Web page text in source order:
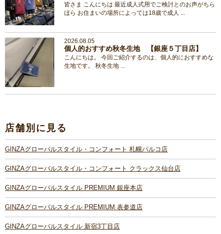
皆さま こんにちは 最近成人式用でご検討とのお声がちら
ほら お住まいの場所によっては18歳で成人 ...
2026.08.05
個人的おすすめ秋冬生地 【銀座５丁目店】
こんにちは。 今回ご紹介するのは、個人的におすすめな
生地です。 秋冬生地 ...
店舗別に見る
GINZAグローバルスタイル・コンフォート 札幌パルコ店
GINZAグローバルスタイル・コンフォート クラックス仙台店
GINZAグローバルスタイル PREMIUM 銀座本店
GINZAグローバルスタイル PREMIUM 表参道店
GINZAグローバルスタイル 新宿3丁目店